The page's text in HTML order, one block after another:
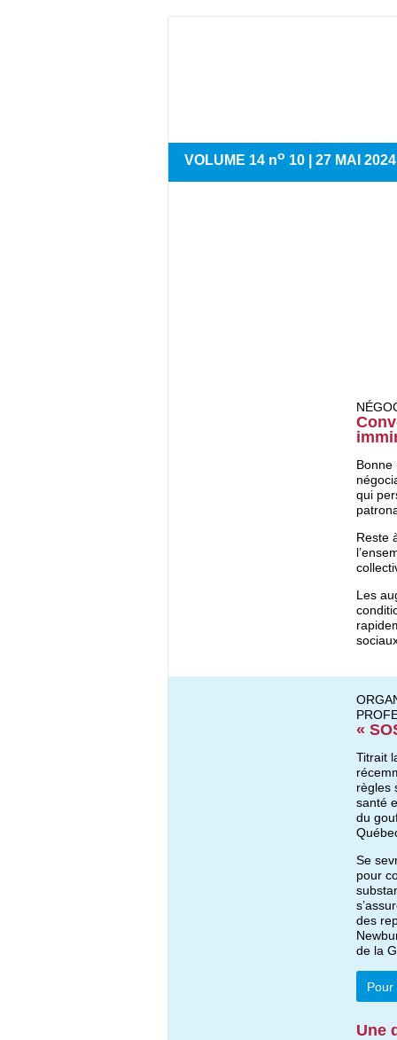
VOLUME 14 no 10 | 27 MAI 2024
Bonne
qui
Reste
Les
«
Titrait
règles
santé
du
Se
pour
des
de la
Pour
Une